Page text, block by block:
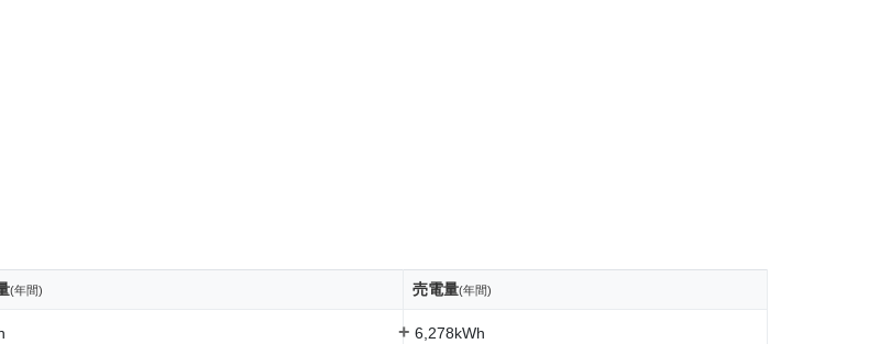
(年間) 売電量(年間)
+ 6,278kWh